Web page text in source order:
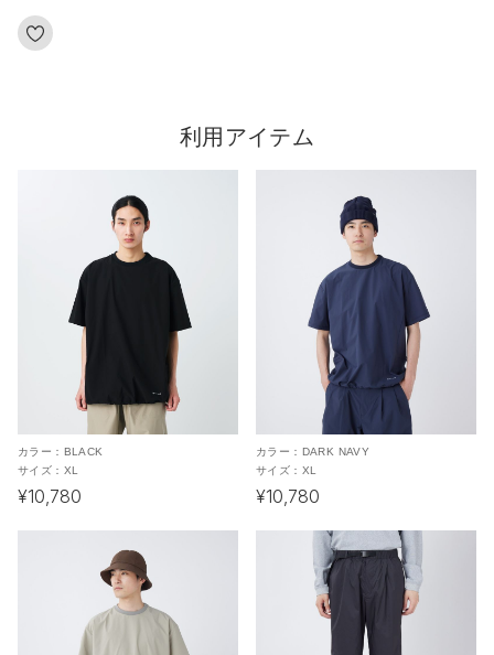
利用アイテム
カラー： BLACK
サイズ： XL
¥10,780
カラー： DARK NAVY
サイズ： XL
¥10,780